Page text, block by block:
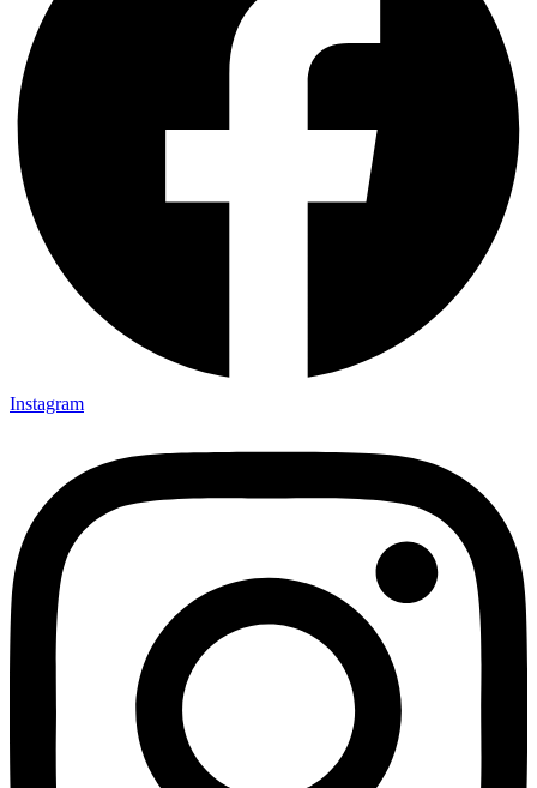
Instagram